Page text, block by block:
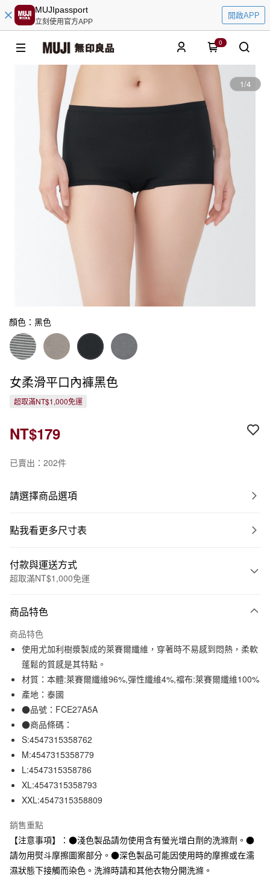
MUJIpassport
立刻使用官方APP
開啟APP
0
1/4
顏色：黑色
女柔滑平口內褲黑色
超取滿NT$1,000免運
NT$179
已賣出：202件
請選擇商品選項
點我看更多尺寸表
付款與運送方式
超取滿NT$1,000免運
信用卡一次付款
信用卡分期付款
3 期 0 利率 每期NT$59
合作金庫商業銀行
第一商業銀行
華南商業銀行
上海商業儲蓄銀行
臺灣中小企業銀行
匯豐（台灣）商業銀行
聯邦商業銀行
元大商業銀行
玉山商業銀行
台灣樂天信用卡公司
超商取貨付款
LINE Pay
Apple Pay
街口支付
悠遊付
運送方式
全家取貨付款
每筆NT$65，滿NT$1,000(含以上)免運費
付款後全家取貨
每筆NT$65，滿NT$1,000(含以上)免運費
商品特色
商品特色
使用尤加利樹漿製成的萊賽爾纖維，穿著時不易感到悶熱，柔軟
蓬鬆的質感是其特點。
材質：本體:萊賽爾纖維96%,彈性纖維4%,襠布:萊賽爾纖維100%
產地：泰國
●品號：FCE27A5A
●商品條碼：
S:4547315358762
M:4547315358779
L:4547315358786
XL:4547315358793
XXL:4547315358809
銷售重點
【注意事項】：●淺色製品請勿使用含有螢光增白劑的洗滌劑。●
請勿用熨斗摩擦圖案部分。●深色製品可能因使用時的摩擦或在濡
濕狀態下接觸而染色。洗滌時請和其他衣物分開洗滌。